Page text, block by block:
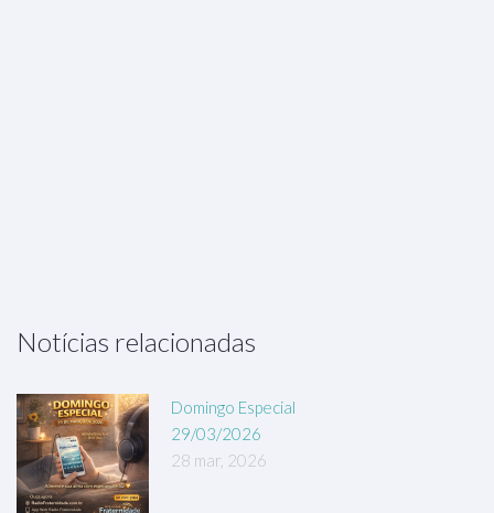
Notícias relacionadas
Domingo Especial
29/03/2026
28 mar, 2026